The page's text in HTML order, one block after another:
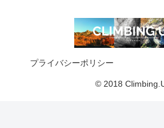
プライバシーポリシー
© 2018